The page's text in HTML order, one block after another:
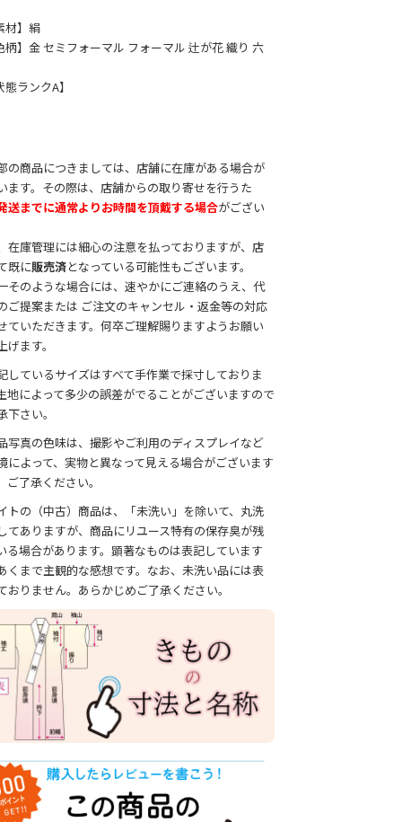
材】絹
柄】金 セミフォーマル フォーマル 辻が花 織り 六
態ランクA】
の商品につきましては、店舗に在庫がある場合が
ます。その際は、店舗からの取り寄せを行うた
送までに通常よりお時間を頂戴する場合がござい
在庫管理には細心の注意を払っておりますが、店
既に販売済となっている可能性もございます。
そのような場合には、速やかにご連絡のうえ、代
ご提案または ご注文のキャンセル・返金等の対応
ていただきます。何卒ご理解賜りますようお願い
げます。
ているサイズはすべて手作業で採寸しておりま
地によって多少の誤差がでることがございますので
下さい。
写真の色味は、撮影やご利用のディスプレイなど
によって、実物と異なって見える場合がございます
ご了承ください。
トの（中古）商品は、「未洗い」を除いて、丸洗
てありますが、商品にリユース特有の保存臭が残
る場合があります。顕著なものは表記しています
くまで主観的な感想です。なお、未洗い品には表
おりません。あらかじめご了承ください。